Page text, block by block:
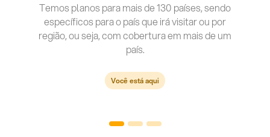
Temos planos para mais de 130 países, sendo
específicos para o país que irá visitar ou por
região, ou seja, com cobertura em mais de um
país.
Você está aqui